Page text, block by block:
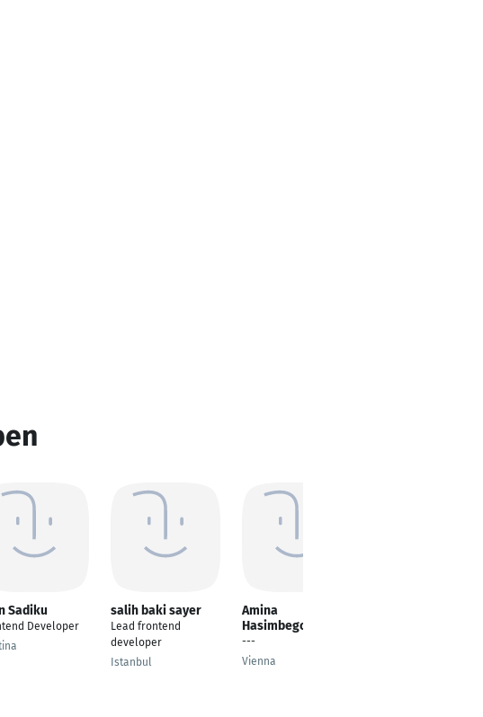
Sadiku
Developer
salih baki sayer
Lead frontend
developer
Istanbul
Amina
Hasimbegovic
---
Vienna